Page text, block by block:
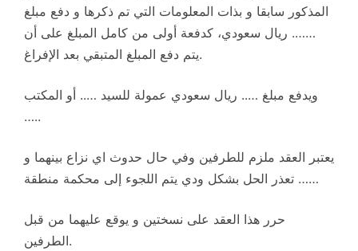
المذكور سابقا و بذات المعلومات التي تم ذكرها و دفع مبلغ
……. ريال سعودي، كدفعة أولى من كامل المبلغ على أن
يتم دفع المبلغ المتبقي بعد الإفراغ.
ويدفع مبلغ ….. ريال سعودي عمولة للسيد ….. أو المكتب
…..
يعتبر العقد ملزم للطرفين وفي حال حدوث اي نزاع بينهما و
تعذر الحل بشكل ودي يتم اللجوء إلى محكمة منطقة ……
حرر هذا العقد على نسختين و يوقع عليهما من قبل
الطرفين.